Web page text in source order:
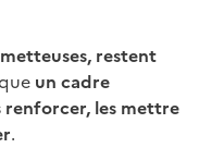
restent
un cadre
renforcer, les mettre
.